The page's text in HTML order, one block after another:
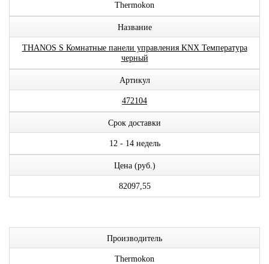
Thermokon
Название
THANOS S Комнатные панели управления KNX Температура
черный
Артикул
472104
Срок доставки
12 - 14 недель
Цена (руб.)
82097,55
Производитель
Thermokon